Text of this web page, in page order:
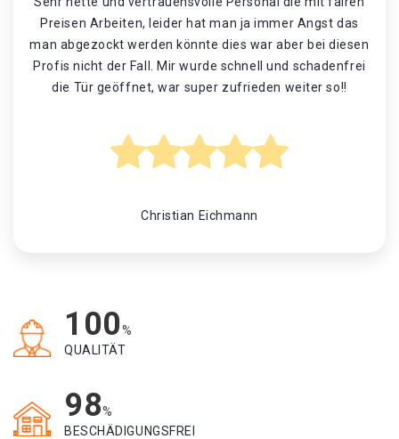
Preisen Arbeiten, leider hat man ja immer Angst das
man abgezockt werden könnte dies war aber bei diesen
Profis nicht der Fall. Mir wurde schnell und schadenfrei
die Tür geöffnet, war super zufrieden weiter so!!
Christian Eichmann
100%
QUALITÄT
98%
BESCHÄDIGUNGSFREI